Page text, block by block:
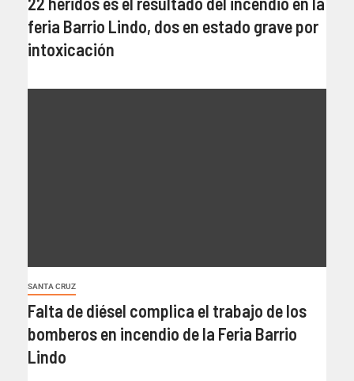
feria Barrio Lindo, dos en estado grave por
intoxicación
SANTA CRUZ
Falta de diésel complica el trabajo de los
bomberos en incendio de la Feria Barrio
Lindo